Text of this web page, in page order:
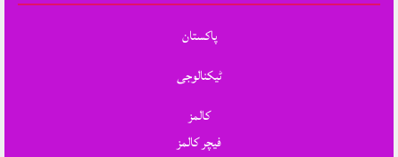
پاکستان
ٹیکنالوجی
کالمز
فیچر کالمز